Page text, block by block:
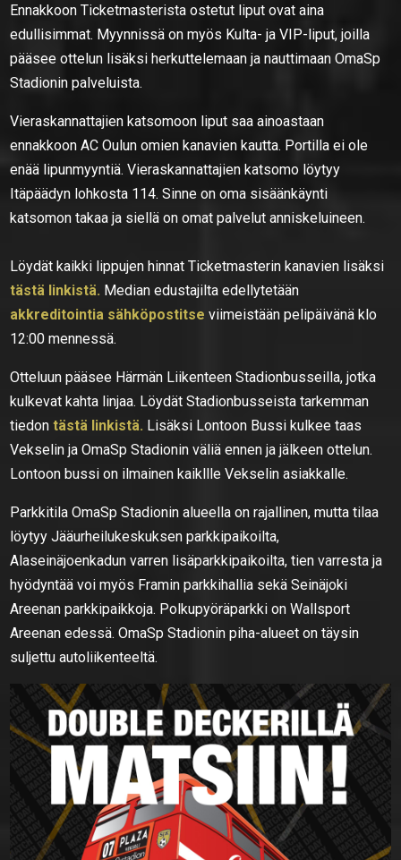
Ennakkoon Ticketmasterista ostetut liput ovat aina
edullisimmat. Myynnissä on myös Kulta- ja VIP-liput, joilla
pääsee ottelun lisäksi herkuttelemaan ja nauttimaan OmaSp
Stadionin palveluista.
Vieraskannattajien katsomoon liput saa ainoastaan
ennakkoon AC Oulun omien kanavien kautta. Portilla ei ole
enää lipunmyyntiä. Vieraskannattajien katsomo löytyy
Itäpäädyn lohkosta 114. Sinne on oma sisäänkäynti
katsomon takaa ja siellä on omat palvelut anniskeluineen.
Löydät kaikki lippujen hinnat Ticketmasterin kanavien lisäksi
tästä linkistä. Median edustajilta edellytetään
akkreditointia sähköpostitse viimeistään pelipäivänä klo
12:00 mennessä.
Otteluun pääsee Härmän Liikenteen Stadionbusseilla, jotka
kulkevat kahta linjaa. Löydät Stadionbusseista tarkemman
tiedontästä linkistä. Lisäksi Lontoon Bussi kulkee taas
Vekselin ja OmaSp Stadionin väliä ennen ja jälkeen ottelun.
Lontoon bussi on ilmainen kaikllle Vekselin asiakkalle.
Parkkitila OmaSp Stadionin alueella on rajallinen, mutta tilaa
löytyy Jääurheilukeskuksen parkkipaikoilta,
Alaseinäjoenkadun varren lisäparkkipaikoilta, tien varresta ja
hyödyntää voi myös Framin parkkihallia sekä Seinäjoki
Areenan parkkipaikkoja. Polkupyöräparkki on Wallsport
Areenan edessä. OmaSp Stadionin piha-alueet on täysin
suljettu autoliikenteeltä.